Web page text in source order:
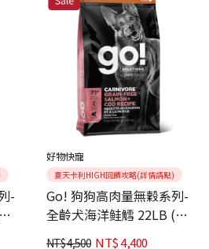
-
好物快寵
夏天卡利HIGH回饋攻略(詳情請點)
Go! 狗狗高肉量無穀系列-
全齡犬海洋鲑鱈 22LB (狗
主食、狗飼料)
NT$4,500 NT$4,400